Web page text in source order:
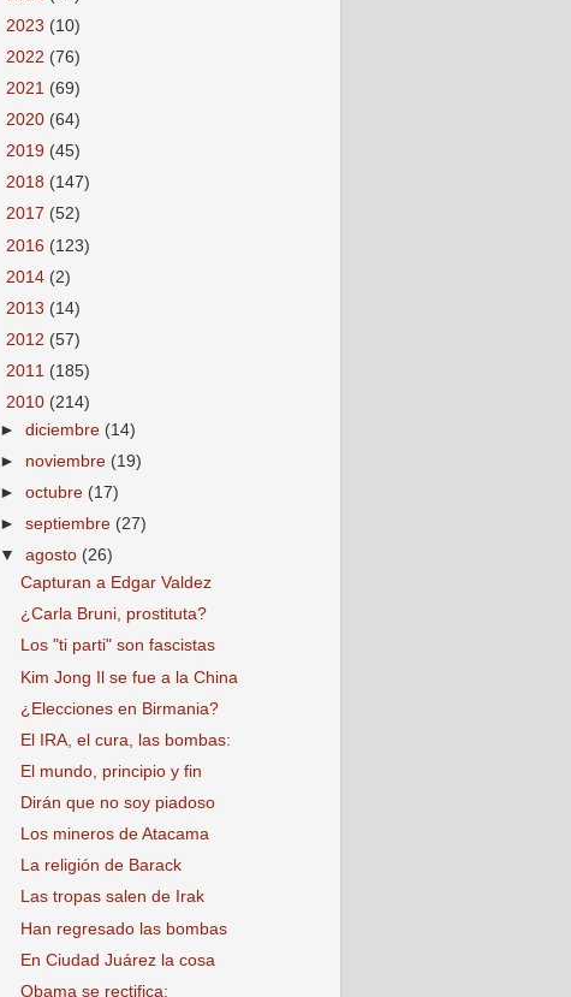
2023 (10)
2022 (76)
2021 (69)
2020 (64)
2019 (45)
2018 (147)
2017 (52)
2016 (123)
2014 (2)
2013 (14)
2012 (57)
2011 (185)
2010 (214)
►diciembre (14)
► noviembre (19)
►octubre (17)
►septiembre (27)
▼agosto (26)
Capturan a Edgar Valdez
¿Carla Bruni, prostituta?
Los "ti parti" son fascistas
Kim Jong Il se fue a la China
¿Elecciones en Birmania?
El IRA, el cura, las bombas:
El mundo, principio y fin
Dirán que no soy piadoso
Los mineros de Atacama
La religión de Barack
Las tropas salen de Irak
Han regresado las bombas
En Ciudad Juárez la cosa
Obama se rectifica: